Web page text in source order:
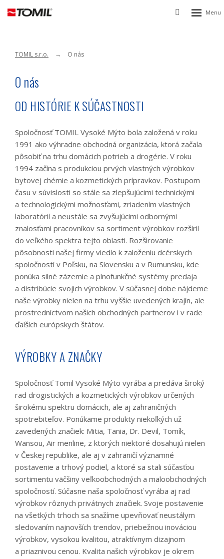
Vyhledávání
Rozbalení
TOMIL s.r.o. O nás
O nás
OD HISTÓRIE K SÚČASTNOSTI
Spoločnosť TOMIL Vysoké Mýto bola založená v roku
1991 ako výhradne obchodná organizácia, ktorá začala
pôsobiť na trhu domácich potrieb a drogérie. V roku
1994 začína s produkciou prvých vlastných výrobkov
bytovej chémie a kozmetických prípravkov. Postupom
času v súvislosti so stále sa zlepšujúcimi technickými
a technologickými možnosťami, zriadením vlastných
laboratórií a neustále sa zvyšujúcimi odbornými
znalosťami pracovníkov sa sortiment výrobkov rozšíril
do veľkého spektra tejto oblasti. Rozširovanie
pôsobnosti našej firmy viedlo k založeniu dcérskych
spoločností v Poľsku, na Slovensku a v Rumunsku, kde
ponúka silné zázemie a plnofunkčné systémy predaja
a distribúcie svojich výrobkov. V súčasnej dobe nájdeme
naše výrobky nielen na trhu vyššie uvedených krajín, ale
prostredníctvom našich obchodných partnerov i v rade
ďalších európskych štátov.
VÝROBKY A ZNAČKY
Spoločnosť Tomil Vysoké Mýto vyrába a predáva široký
rad drogistických a kozmetických výrobkov určených
širokému spektru domácich, ale aj zahraničných
spotrebiteľov. Ponúkame produkty niekoľkých už
zavedených značiek: Mitia, Tania, Dr. Devil, Tomík,
Wansou, Air menline, z ktorých niektoré dosahujú nielen
v Českej republike, ale aj v zahraničí významné
postavenie a trhový podiel, a ktoré sa stali súčasťou
sortimentu väčšiny veľkoobchodných a maloobchodných
spoločností. Súčasne naša spoločnosť vyrába aj rad
výrobkov rôznych privátnych značiek. Svoje postavenie
na všetkých trhoch sa snažíme upevňovať neustálym
sledovaním najnovších trendov, priebežnou inováciou
výrobkov, vysokou kvalitou, atraktívnym dizajnom
a priaznivou cenou. Kvalita našich výrobkov je okrem